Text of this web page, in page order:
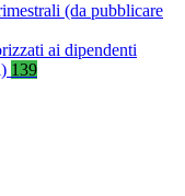
(da pubblicare
ai dipendenti
139